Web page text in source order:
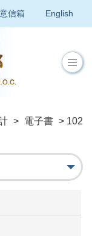
信箱 English
> 電子書 > 102